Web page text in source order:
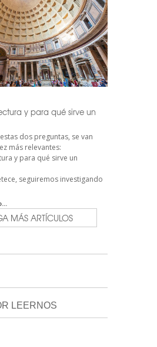
y para qué sirve un
dos preguntas, se van
más relevantes:
y para qué sirve un
seguiremos investigando
MÁS ARTÍCULOS
LEERNOS